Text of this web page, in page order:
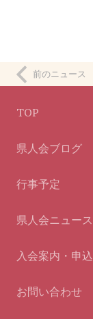
前のニュース
TOP
県人会ブログ
行事予定
県人会ニュース
入会案内・申込
お問い合わせ